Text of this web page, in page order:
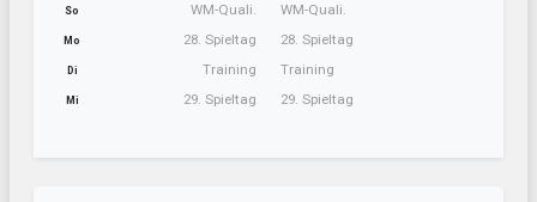
So WM-Quali.
Mo 28. Spieltag
Di Training
Mi 29. Spieltag
WM-Quali.
28. Spieltag
Training
29. Spieltag